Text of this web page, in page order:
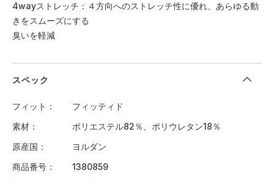
4wayストレッチ：４方向へのストレッチ性に優れ、あらゆる動
きをスムーズにする
臭いを軽減
スペック
フィット
フィッティド
素材
ポリエステル82％、ポリウレタン18％
原産国
ヨルダン
商品番号
1380859